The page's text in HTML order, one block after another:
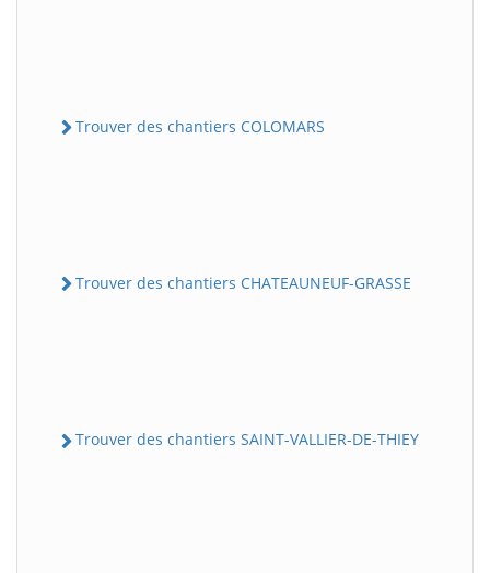
Trouver des chantiers COLOMARS
Trouver des chantiers CHATEAUNEUF-GRASSE
Trouver des chantiers SAINT-VALLIER-DE-THIEY